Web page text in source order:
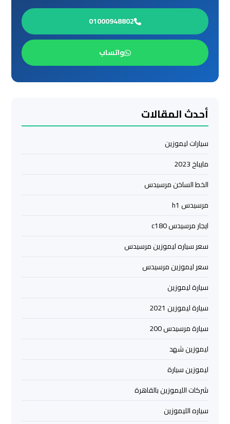
01000948802
واتساب
أحدث المقالات
سيارات ليموزين
مايباخ 2023
الخط الساخن مرسيدس
مرسيدس h1
ايجار مرسيدس c180
سعر سياره ليموزين مرسيدس
سعر ليموزين مرسيدس
سيارة ليموزين
سيارة ليموزين 2021
سيارة مرسيدس 200
ليموزين شهد
ليموزين سيارة
شركات الليموزين بالقاهرة
سياره الليموزين
مرسي
مطروح
الاسكندرية
ليموزين
القاهرة
للاسكندرية
ليموزين
القاهرة
القاهرة
ليموزين
ليموزين